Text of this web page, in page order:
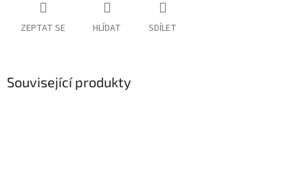
ZEPTAT SE HLÍDAT SDÍLET
Související produkty